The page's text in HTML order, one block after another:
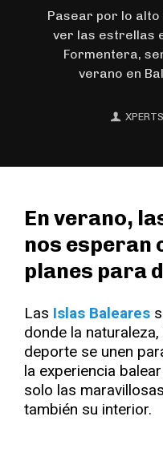
Pasear por lo alto
ver las estrellas
Formentera,
verano en
En verano,
nos esperan
planes para
Las Islas Baleares
donde la
deporte se unen
la experiencia
solo las maravillosas
también su interior.